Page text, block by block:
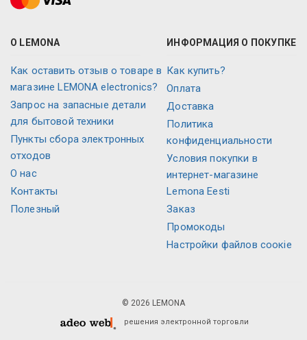
О LEMONA
Как оставить отзыв о товаре в
магазине LEMONA electronics?
Запрос на запасные детали
для бытовой техники
Пункты сбора электронных
отходов
О нас
Контакты
Полезный
ИНФОРМАЦИЯ О ПОКУПКЕ
Как купить?
Оплата
Доставка
Политика
конфиденциальности
Условия покупки в
интернет-магазине
Lemona Eesti
Заказ
Промокоды
Настройки файлов соокіе
© 2026 LEMONA
решения электронной торговли